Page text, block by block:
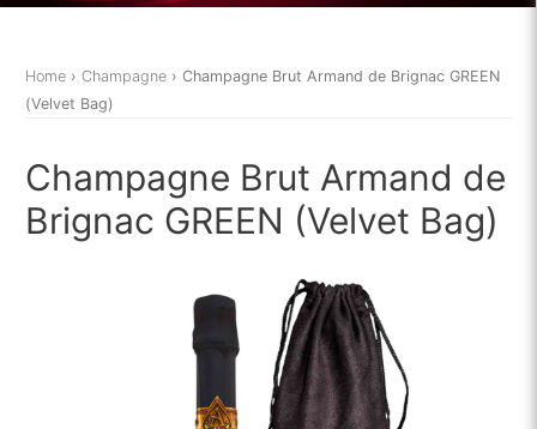
Home › Champagne › Champagne Brut Armand de Brignac GREEN
(Velvet Bag)
Champagne Brut Armand de
Brignac GREEN (Velvet Bag)